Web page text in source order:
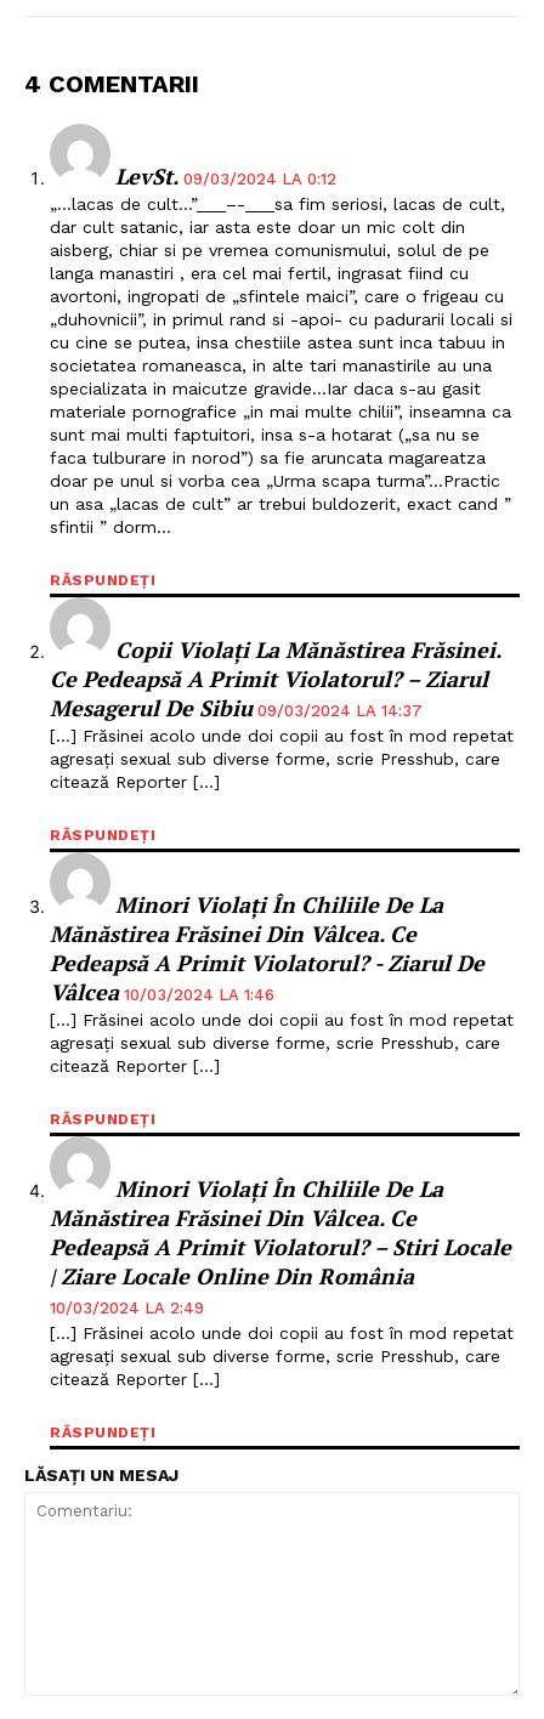
4 COMENTARII
LevSt. 09/03/2024 LA 0:12
„…lacas de cult…”___–-___sa fim seriosi, lacas de cult,
dar cult satanic, iar asta este doar un mic colt din
aisberg, chiar si pe vremea comunismului, solul de pe
langa manastiri , era cel mai fertil, ingrasat fiind cu
avortoni, ingropati de „sfintele maici”, care o frigeau cu
„duhovnicii”, in primul rand si -apoi- cu padurarii locali si
cu cine se putea, insa chestiile astea sunt inca tabuu in
societatea romaneasca, in alte tari manastirile au una
specializata in maicutze gravide…Iar daca s-au gasit
materiale pornografice „in mai multe chilii”, inseamna ca
sunt mai multi faptuitori, insa s-a hotarat („sa nu se
faca tulburare in norod”) sa fie aruncata magareatza
doar pe unul si vorba cea „Urma scapa turma”…Practic
un asa „lacas de cult” ar trebui buldozerit, exact cand ”
sfintii ” dorm…
RĂSPUNDEȚI
Copii Violaţi La Mănăstirea Frăsinei.
Ce Pedeapsă A Primit Violatorul? – Ziarul
Mesagerul De Sibiu 09/03/2024 LA 14:37
[…] Frăsinei acolo unde doi copii au fost în mod repetat
agresaţi sexual sub diverse forme, scrie Presshub, care
citează Reporter […]
RĂSPUNDEȚI
Minori Violaţi În Chiliile De La
Mănăstirea Frăsinei Din Vâlcea. Ce
Pedeapsă A Primit Violatorul? - Ziarul De
Vâlcea 10/03/2024 LA 1:46
[…] Frăsinei acolo unde doi copii au fost în mod repetat
agresaţi sexual sub diverse forme, scrie Presshub, care
citează Reporter […]
RĂSPUNDEȚI
Minori Violaţi În Chiliile De La
Mănăstirea Frăsinei Din Vâlcea. Ce
Pedeapsă A Primit Violatorul? – Stiri Locale
| Ziare Locale Online Din România
10/03/2024 LA 2:49
[…] Frăsinei acolo unde doi copii au fost în mod repetat
agresaţi sexual sub diverse forme, scrie Presshub, care
citează Reporter […]
RĂSPUNDEȚI
LĂSAȚI UN MESAJ